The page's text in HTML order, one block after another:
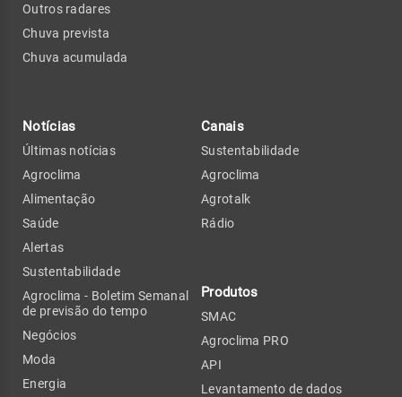
Outros radares
Chuva prevista
Chuva acumulada
Notícias
Últimas notícias
Agroclima
Alimentação
Saúde
Alertas
Sustentabilidade
Agroclima - Boletim Semanal
de previsão do tempo
Negócios
Moda
Energia
Canais
Sustentabilidade
Agroclima
Agrotalk
Rádio
Produtos
SMAC
Agroclima PRO
API
Levantamento de dados